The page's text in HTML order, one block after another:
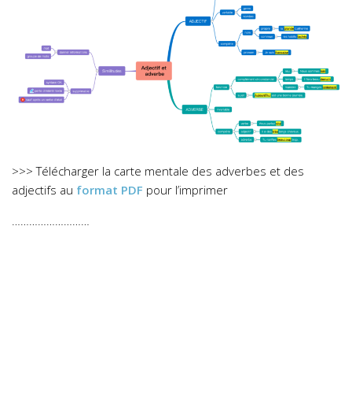
>>> Télécharger la carte mentale des adverbes et des
adjectifs au format PDF pour l’imprimer